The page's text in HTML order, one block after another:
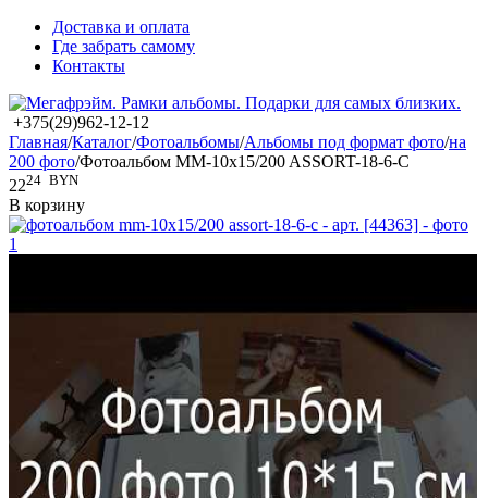
Доставка и оплата
Где забрать самому
Контакты
+375(29)962-12-12
Главная/Каталог/Фотоальбомы/Альбомы под формат фото/на
200 фото/Фотоальбом MM-10x15/200 ASSORT-18-6-C
2224 BYN
В корзину